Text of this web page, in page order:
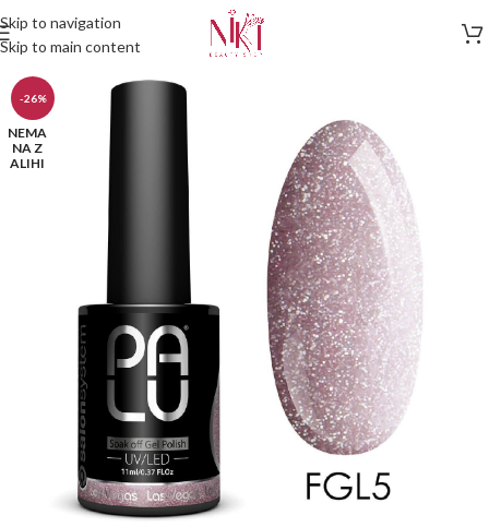
Skip to navigation
Skip to main content
-26%
NEMA
NA Z
ALIHI